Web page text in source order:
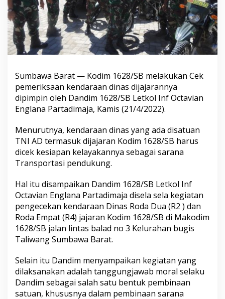
Sumbawa Barat — Kodim 1628/SB melakukan Cek
pemeriksaan kendaraan dinas dijajarannya
dipimpin oleh Dandim 1628/SB Letkol Inf Octavian
Englana Partadimaja, Kamis (21/4/2022).
Menurutnya, kendaraan dinas yang ada disatuan
TNI AD termasuk dijajaran Kodim 1628/SB harus
dicek kesiapan kelayakannya sebagai sarana
Transportasi pendukung.
Hal itu disampaikan Dandim 1628/SB Letkol Inf
Octavian Englana Partadimaja disela sela kegiatan
pengecekan kendaraan Dinas Roda Dua (R2 ) dan
Roda Empat (R4) jajaran Kodim 1628/SB di Makodim
1628/SB jalan lintas balad no 3 Kelurahan bugis
Taliwang Sumbawa Barat.
Selain itu Dandim menyampaikan kegiatan yang
dilaksanakan adalah tanggungjawab moral selaku
Dandim sebagai salah satu bentuk pembinaan
satuan, khususnya dalam pembinaan sarana